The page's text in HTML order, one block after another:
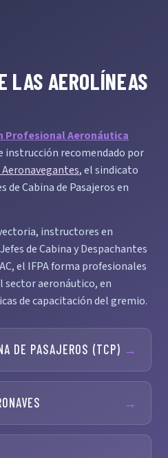
LAS AEROLÍNEAS
Profesional Aeronáutica
instrucción recomendado por
, el sindicato
de Cabina de Pasajeros en
instructores en
de Cabina y Despachantes
el IFPA forma profesionales
sector aeronáutico, en
de capacitación del gremio.
DE PASAJEROS (TCP) →
→